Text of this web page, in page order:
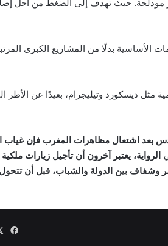
حيث تهدف إلى الضغط من أجل
بعد اشتعال مظاهرات المغرب فإن غياب
يعتبر آخرون أن تأجيل زيارات
بين الدولة والشباب، قبل أن